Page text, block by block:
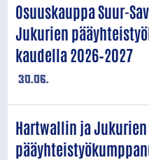
30.06.
Osuuskauppa Suur-
Jukurien
kaudella 2026–2027
Hartwallin ja